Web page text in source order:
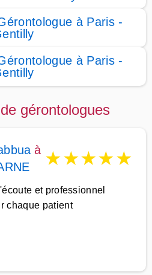
à Paris -
à Paris -
gérontologues
à ★★★★★
et professionnel
chaque patient